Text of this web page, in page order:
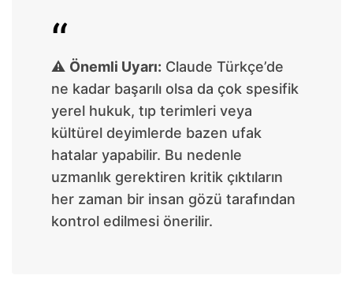
⚠️ Önemli Uyarı: Claude Türkçe’de
ne kadar başarılı olsa da çok spesifik
yerel hukuk, tıp terimleri veya
kültürel deyimlerde bazen ufak
hatalar yapabilir. Bu nedenle
uzmanlık gerektiren kritik çıktıların
her zaman bir insan gözü tarafından
kontrol edilmesi önerilir.